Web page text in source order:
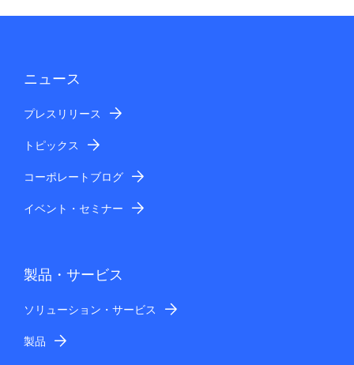
ニュース
プレスリリース
トピックス
コーポレートブログ
イベント・セミナー
製品・サービス
ソリューション・サービス
製品